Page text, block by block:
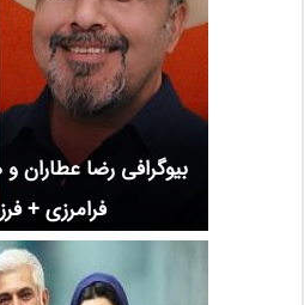
بیوگرافی رضا
فرامرزی +